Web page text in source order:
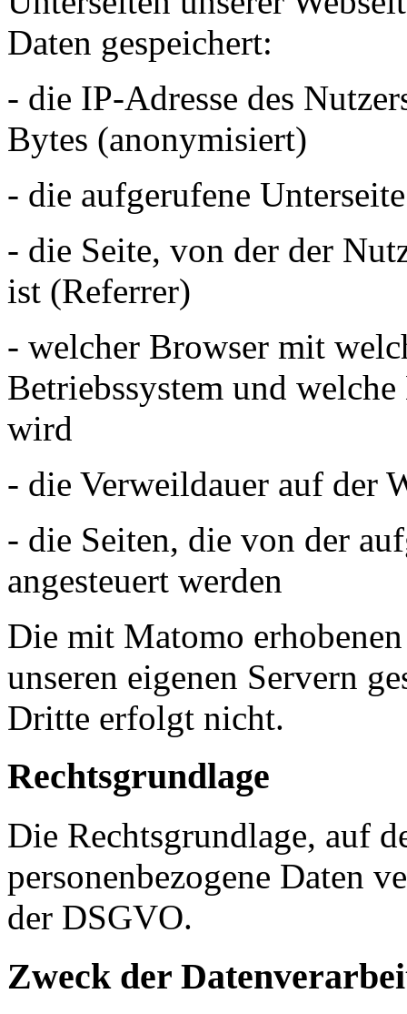
Daten gespeichert:
- die IP-Adresse des
Bytes (anonymisiert)
- die aufgerufene
- die Seite, von der der
ist (Referrer)
- welcher Browser mit
Betriebssystem und
wird
- die Verweildauer auf der
- die Seiten, die von der
angesteuert werden
Die mit Matomo
unseren eigenen Servern
Dritte erfolgt nicht.
Rechtsgrundlage
Die Rechtsgrundlage, auf
personenbezogene Daten
der DSGVO.
Zweck der